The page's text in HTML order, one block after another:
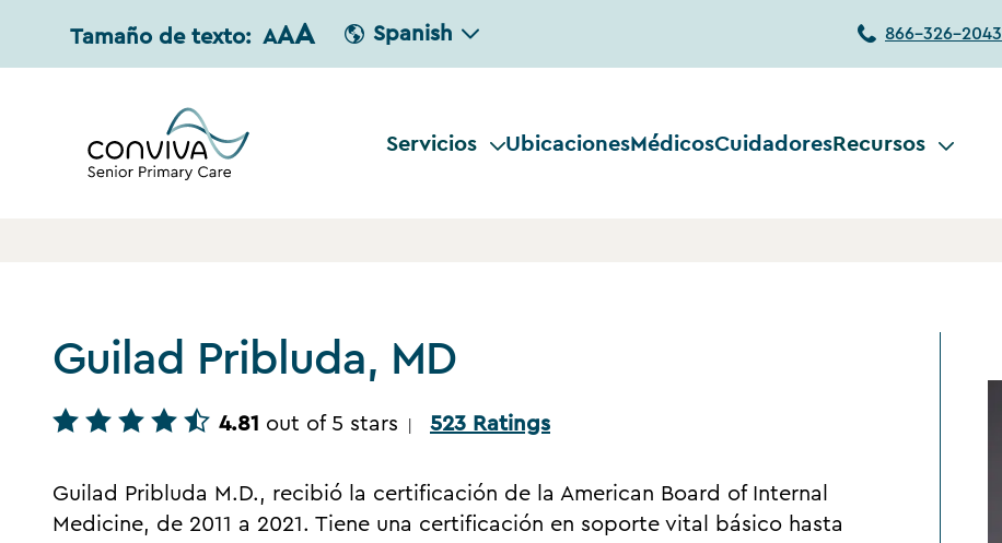
Tamaño de texto: AAA Spanish 866-326-2043
Servicios UbicacionesMédicosCuidadoresRecursos
Guilad Pribluda, MD
4.81 out of 5 stars 523 Ratings
Guilad Pribluda M.D., recibió la certificación de la American Board of Internal
Medicine, de 2011 a 2021. Tiene una certificación en soporte vital básico hasta